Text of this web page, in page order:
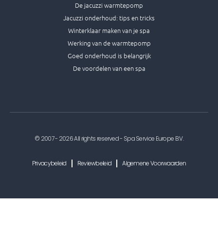
De jacuzzi warmtepomp
Jacuzzi onderhoud: tips en tricks
Winterklaar maken van je spa
Werking van de warmtepomp
Goed onderhoud is belangrijk
De voordelen van een spa
© 2007 - 2026 All rights reserved - Spa Service Europe B.V.
Privacybeleid Reviewbeleid Algemene Voorwaarden